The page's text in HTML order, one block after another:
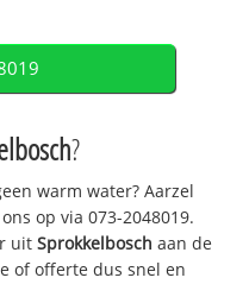
?
warm water? Aarzel
op via 073-2048019.
uitSprokkelbosch aan de
of offerte dus snel en